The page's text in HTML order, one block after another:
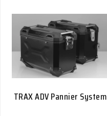
TRAX ADV Pannier System